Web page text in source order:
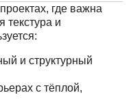
где важна
текстура и
и структурный
с тёплой,